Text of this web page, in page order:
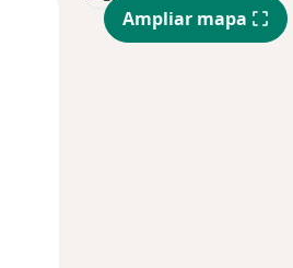
Jue
13 Ago
Vie
14 Ago
Ampliar mapa